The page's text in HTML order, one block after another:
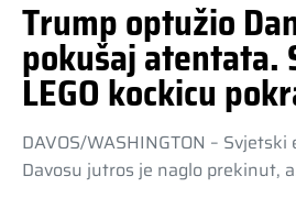
Trump optužio
pokušaj atentata.
LEGO kockicu
DAVOS/WASHINGTON –
Davosu jutros je naglo prekinut,